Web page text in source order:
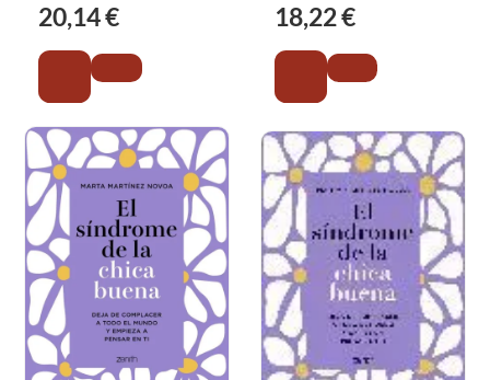
20,14 € 18,22 €